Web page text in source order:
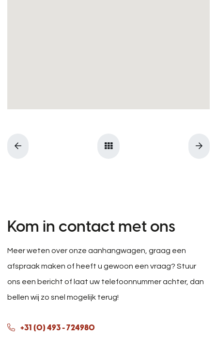
Kom in contact met ons
Meer weten over onze aanhangwagen, graag een
afspraak maken of heeft u gewoon een vraag? Stuur
ons een bericht of laat uw telefoonnummer achter, dan
bellen wij zo snel mogelijk terug!
+31 (0) 493 - 724980